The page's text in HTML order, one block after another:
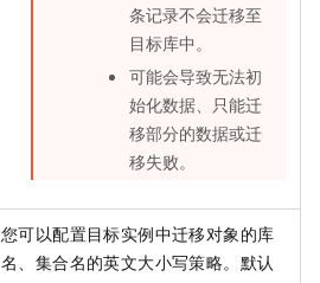
条记录不会迁移至
目标库中。
可能会导致无法初
始化数据、只能迁
移部分的数据或迁
移失败。
您可以配置目标实例中迁移对象的库
名、集合名的英文大小写策略。默认